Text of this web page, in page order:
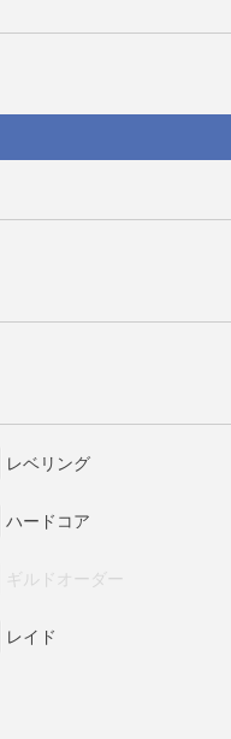
レベリング
ハードコア
ギルドオーダー
レイド